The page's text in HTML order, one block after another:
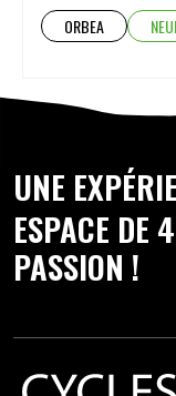
ORBEA
UNE
ESPACE DE
PASSION !